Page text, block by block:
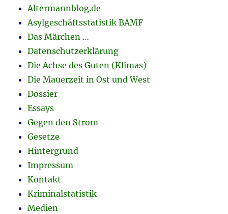
Altermannblog.de
Asylgeschäftsstatistik BAMF
Das Märchen …
Datenschutzerklärung
Die Achse des Guten (Klimas)
Die Mauerzeit in Ost und West
Dossier
Essays
Gegen den Strom
Gesetze
Hintergrund
Impressum
Kontakt
Kriminalstatistik
Medien